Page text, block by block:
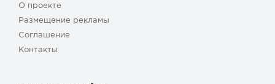
О проекте
Размещение рекламы
Cоглашение
Контакты